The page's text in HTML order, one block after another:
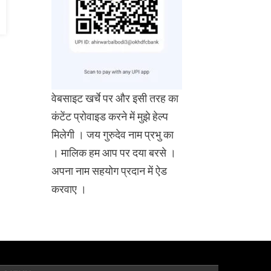
वेबसाइट खर्चे पर और इसी तरह का
कंटेंट प्रोवाइड करने में मुझे हेल्प
मिलेगी । जय गुरुदेव नाम प्रभु का
। मालिक हम आप पर दया बरसे ।
अपना नाम सहयोग प्रदान में ऐड
करवाए ।